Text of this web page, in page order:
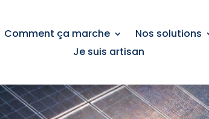
Comment ça marche Nos solutions
Je suis artisan